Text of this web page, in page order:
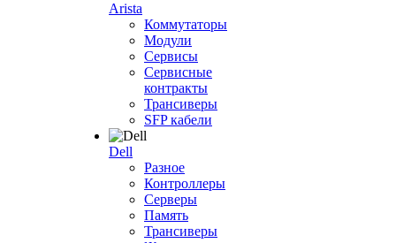
Arista
Коммутаторы
Модули
Сервисы
Сервисные
контракты
Трансиверы
SFP кабели
Dell
Разное
Контроллеры
Серверы
Память
Трансиверы